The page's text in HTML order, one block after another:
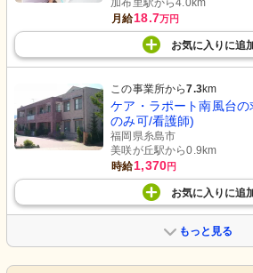
加布里駅から4.0km
月給18.7万円
お気に入り に追
この事業所から7.3km
ケア・ラポート南風台
のみ可/看護師)
福岡県糸島市
美咲が丘駅から0.9km
時給1,370円
お気に入り に追
もっと見る